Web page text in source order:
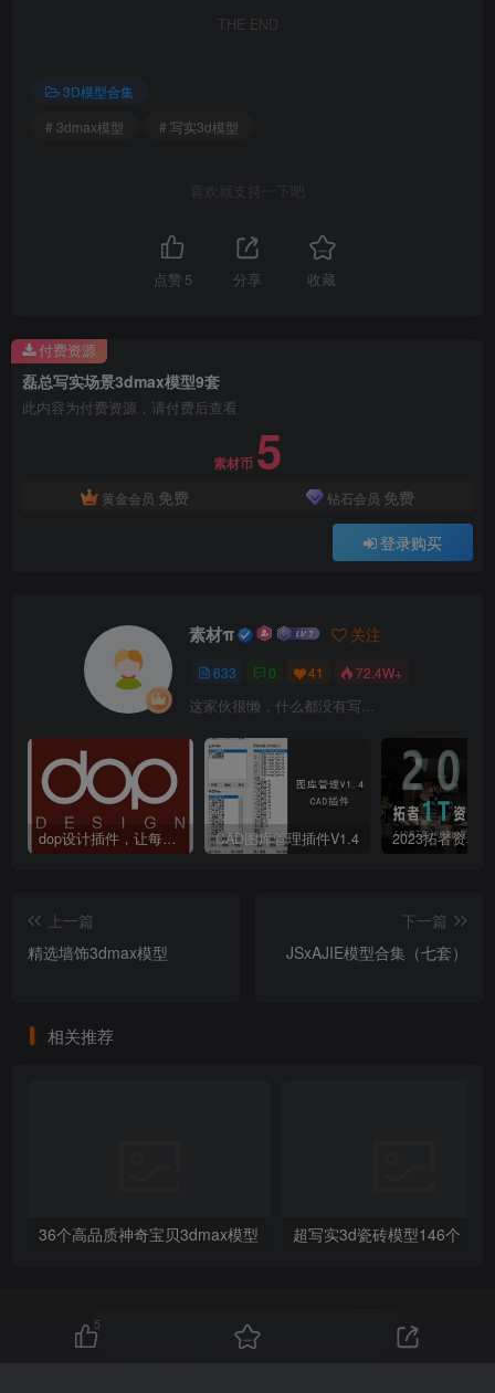
THE END
3D模型合集
# 3dmax模型
# 写实3d模型
喜欢就支持一下吧
点赞 5 分享 收藏
磊总写实场景3dmax模型9套
此内容为付费资源，请付费后查看
素材币 5
黄金会员 免费 钻石会员 免费
登录购买
付费资源
素材π 关注
633 0 41 72.4W+
这家伙很懒，什么都没有写...
dop设计插件，让每个设计师都能享受到CAD制图的乐趣 CAD图库管理插件V1.4
上一篇
精选墙饰3dmax模型
下一篇
JSxAJIE模型合集（七套）
相关推荐
36个高品质神奇宝贝3dmax模型 超写实3d瓷砖模型146个
友链申请
刷子库 · 蒙ICP备18005844号-6
5